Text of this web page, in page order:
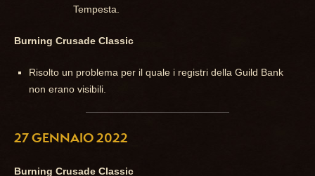
Tempesta.
Burning Crusade Classic
Risolto un problema per il quale i registri della Guild Bank
non erano visibili.
27 GENNAIO 2022
Burning Crusade Classic